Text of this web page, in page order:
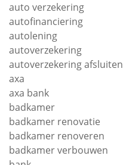
auto verzekering
autofinanciering
autolening
autoverzekering
autoverzekering afsluiten
axa
axa bank
badkamer
badkamer renovatie
badkamer renoveren
badkamer verbouwen